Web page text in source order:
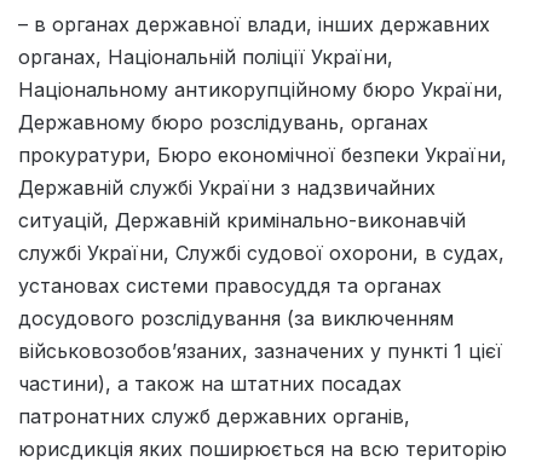
– в органах державної влади, інших державних
органах, Національній поліції України,
Національному антикорупційному бюро України,
Державному бюро розслідувань, органах
прокуратури, Бюро економічної безпеки України,
Державній службі України з надзвичайних
ситуацій, Державній кримінально-виконавчій
службі України, Службі судової охорони, в судах,
установах системи правосуддя та органах
досудового розслідування (за виключенням
військовозобов’язаних, зазначених у пункті 1 цієї
частини), а також на штатних посадах
патронатних служб державних органів,
юрисдикція яких поширюється на всю територію